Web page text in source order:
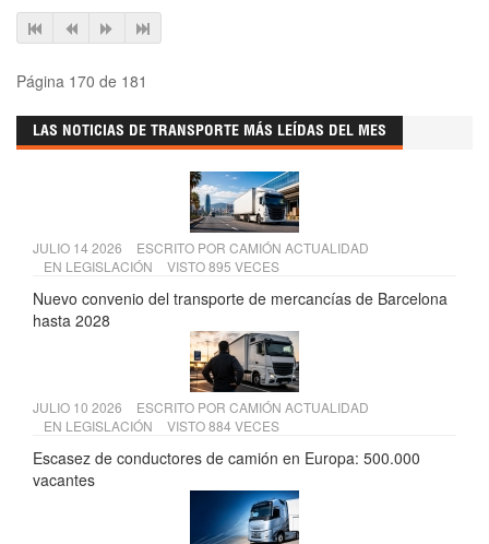
Página 170 de 181
LAS NOTICIAS DE TRANSPORTE MÁS LEÍDAS DEL MES
JULIO 14 2026 ESCRITO POR CAMIÓN ACTUALIDAD
EN LEGISLACIÓN VISTO 895 VECES
Nuevo convenio del transporte de mercancías de Barcelona
hasta 2028
JULIO 10 2026 ESCRITO POR CAMIÓN ACTUALIDAD
EN LEGISLACIÓN VISTO 884 VECES
Escasez de conductores de camión en Europa: 500.000
vacantes